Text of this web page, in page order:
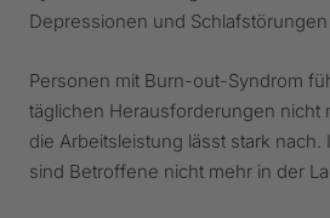
Depressionen und
Personen mit Burn-out-Syndrom
täglichen Herausforderungen nicht
die Arbeitsleistung lässt stark nach.
sind Betroffene nicht mehr in der